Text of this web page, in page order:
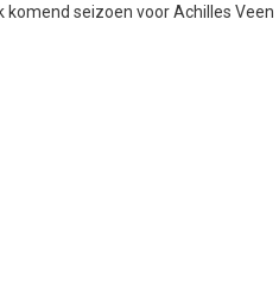
seizoen voor Achilles Veen